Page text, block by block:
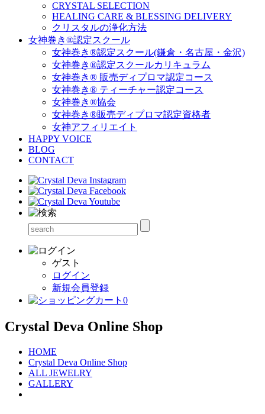
CRYSTAL SELECTION
HEALING CARE & BLESSING DELIVERY
クリスタルの浄化方法
女神巻き®認定スクール
女神巻き®認定スクール(鎌倉・名古屋・金沢)
女神巻き®認定スクールカリキュラム
女神巻き® 販売ディプロマ認定コース
女神巻き® ティーチャー認定コース
女神巻き®協会
女神巻き®販売ディプロマ認定資格者
女神アフィリエイト
HAPPY VOICE
BLOG
CONTACT
ゲスト
ログイン
新規会員登録
0
Crystal Deva Online Shop
HOME
Crystal Deva Online Shop
ALL JEWELRY
GALLERY